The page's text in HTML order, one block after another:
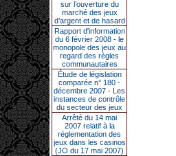
sur l’ouverture du
marché des jeux
d’argent et de hasard
Rapport d'information
du 6 février 2008 - le
monopole des jeux au
regard des règles
communautaires
Étude de législation
comparée n° 180 -
décembre 2007 - Les
instances de contrôle
du secteur des jeux
Arrêté du 14 mai
2007 relatif à la
réglementation des
jeux dans les casinos
(JO du 17 mai 2007)